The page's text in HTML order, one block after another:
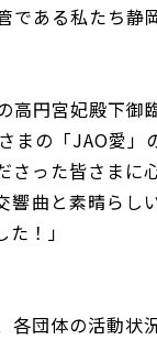
である私たち静
円宮妃殿下御
まの「JAO愛」
った皆さまに
曲と素晴らし
！」
団体の活動状